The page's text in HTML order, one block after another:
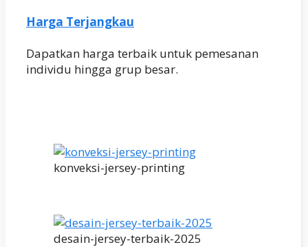
Harga Terjangkau
Dapatkan harga terbaik untuk pemesanan
individu hingga grup besar.
konveksi-jersey-printing
desain-jersey-terbaik-2025